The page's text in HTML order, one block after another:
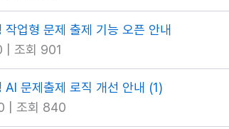
업형 문제 출제 기능 오픈 안내
조회 901
AI 문제출제 로직 개선 안내 (1)
조회 840